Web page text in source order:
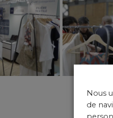
Nous
de